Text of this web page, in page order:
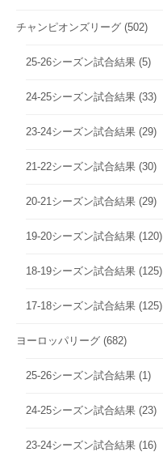
チャンピオンズリーグ (502)
25-26シーズン試合結果 (5)
24-25シーズン試合結果 (33)
23-24シーズン試合結果 (29)
21-22シーズン試合結果 (30)
20-21シーズン試合結果 (29)
19-20シーズン試合結果 (120)
18-19シーズン試合結果 (125)
17-18シーズン試合結果 (125)
ヨーロッパリーグ (682)
25-26シーズン試合結果 (1)
24-25シーズン試合結果 (23)
23-24シーズン試合結果 (16)